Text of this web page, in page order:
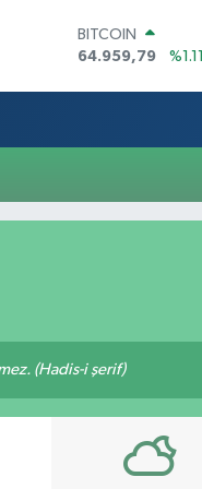
BITCOIN
64.959,79
%1.11
55,2510
%0.32
(Hadis-i şerif)